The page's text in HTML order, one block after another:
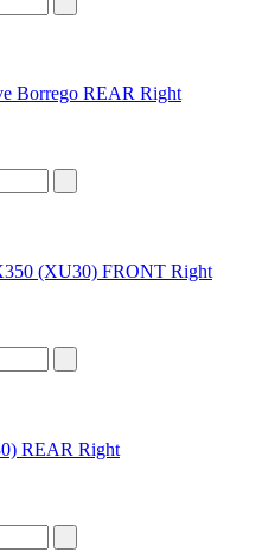
Borrego REAR Right
(XU30) FRONT Right
REAR Right